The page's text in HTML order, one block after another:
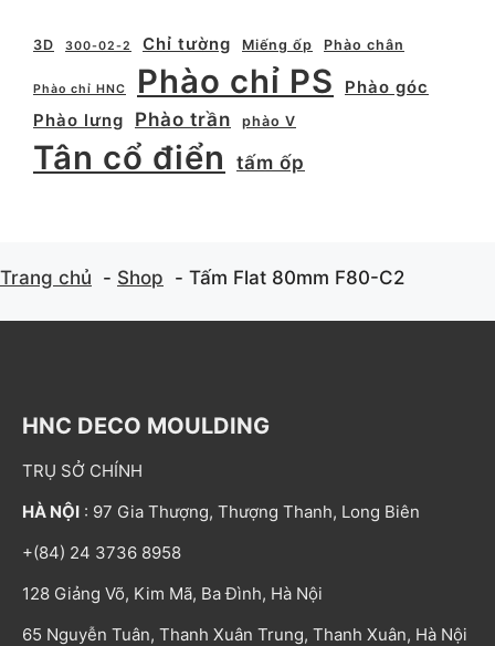
3D 300-02-2 Chỉ tường Miếng ốp Phào chân
Phào chỉ HNC Phào chỉ PS
Phào góc
Phào lưng
Phào trần phào V
Tân cổ điển tấm ốp
Trang chủ Shop Tấm Flat 80mm F80-C2
HNC DECO MOULDING
TRỤ SỞ CHÍNH
HÀ NỘI : 97 Gia Thượng, Thượng Thanh, Long Biên
+(84) 24 3736 8958
128 Giảng Võ, Kim Mã, Ba Đình, Hà Nội
65 Nguyễn Tuân, Thanh Xuân Trung, Thanh Xuân, Hà Nội